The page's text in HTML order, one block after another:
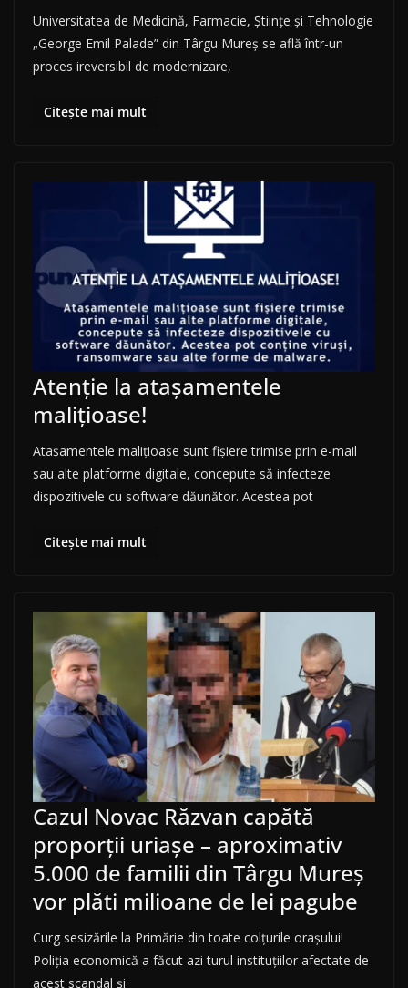
Universitatea de Medicină, Farmacie, Ştiinţe şi Tehnologie
„George Emil Palade” din Târgu Mureş se află într-un
proces ireversibil de modernizare,
Citește mai mult
Atenție la atașamentele
malițioase!
Atașamentele malițioase sunt fișiere trimise prin e-mail
sau alte platforme digitale, concepute să infecteze
dispozitivele cu software dăunător. Acestea pot
Citește mai mult
Cazul Novac Răzvan capătă
proporții uriașe – aproximativ
5.000 de familii din Târgu Mureș
vor plăti milioane de lei pagube
Curg sesizările la Primărie din toate colțurile orașului!
Poliția economică a făcut azi turul instituțiilor afectate de
acest scandal și